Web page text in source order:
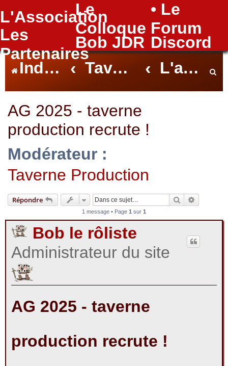
L'Association
Le
Colloque
• Le
Forum
Les
Partenaires
Bob JDR Discord
FAQ
Index du forum Taverne L'association
e
AG 2025 - taverne
production recrute !
Modérateur :
Taverne Production
Répondre Rechercher
1 message • Page 1 sur 1
Bob le rôliste
Administrateur du site
AG 2025 - taverne
production recrute !